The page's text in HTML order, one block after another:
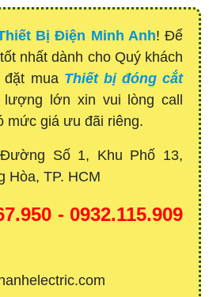
Bị Điện Minh Anh! Để
nhất dành cho Quý khách
đặt mua Thiết bị đóng cắt
lớn xin vui lòng call
mức giá ưu đãi riêng.
Số 1, Khu Phố 13,
Hòa, TP. HCM
- 0932.115.909